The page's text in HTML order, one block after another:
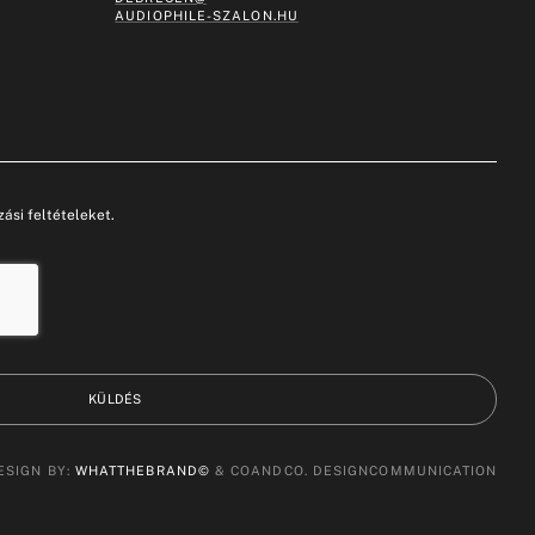
AUDIOPHILE-SZALON.HU
feltételeket.
KÜLDÉS
BY: WHATTHEBRAND© & COANDCO. DESIGNCOMMUNICATION